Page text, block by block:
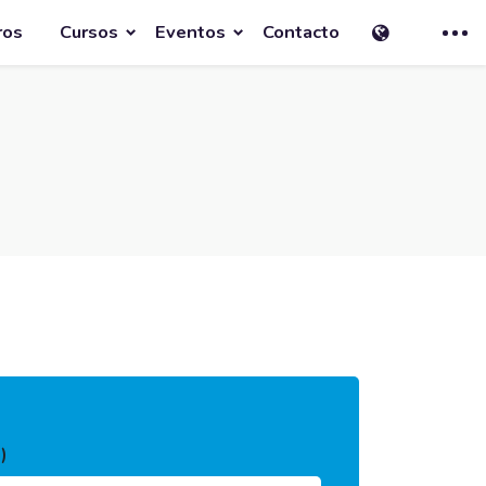
Cursos Eventos Contacto